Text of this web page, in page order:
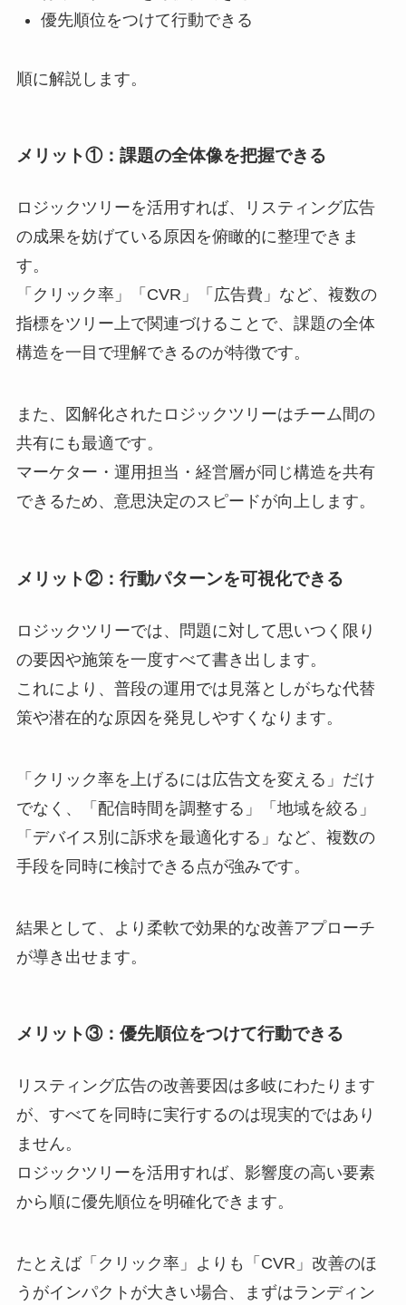
優先順位をつけて行動できる
順に解説します。
メリット①：課題の全体像を把握できる
ロジックツリーを活用すれば、リスティング広告
の成果を妨げている原因を俯瞰的に整理できま
す。
「クリック率」「CVR」「広告費」など、複数の
指標をツリー上で関連づけることで、課題の全体
構造を一目で理解できるのが特徴です。
また、図解化されたロジックツリーはチーム間の
共有にも最適です。
マーケター・運用担当・経営層が同じ構造を共有
できるため、意思決定のスピードが向上します。
メリット②：行動パターンを可視化できる
ロジックツリーでは、問題に対して思いつく限り
の要因や施策を一度すべて書き出します。
これにより、普段の運用では見落としがちな代替
策や潜在的な原因を発見しやすくなります。
「クリック率を上げるには広告文を変える」だけ
でなく、「配信時間を調整する」「地域を絞る」
「デバイス別に訴求を最適化する」など、複数の
手段を同時に検討できる点が強みです。
結果として、より柔軟で効果的な改善アプローチ
が導き出せます。
メリット③：優先順位をつけて行動できる
リスティング広告の改善要因は多岐にわたります
が、すべてを同時に実行するのは現実的ではあり
ません。
ロジックツリーを活用すれば、影響度の高い要素
から順に優先順位を明確化できます。
たとえば「クリック率」よりも「CVR」改善のほ
うがインパクトが大きい場合、まずはランディン